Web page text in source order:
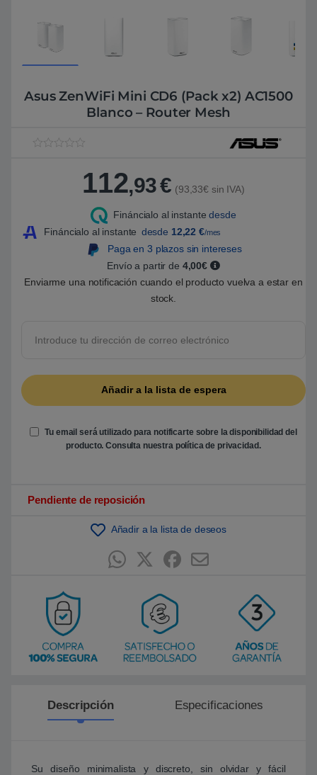
Asus ZenWiFi Mini CD6 (Pack x2) AC1500
Blanco – Router Mesh
o
5
s
o
b
a
d
n
u
n
ó
n
112,93€ (93,33€ sin IVA)
Fináncialo al instante desde
Fináncialo al instante desde 12,22 €/mes
Paga en 3 plazos sin intereses
Envío a partir de 4,00€
Enviarme una notificación cuando el producto vuelva a estar en
stock.
Tu email será utilizado para notificarte sobre la disponibilidad del
producto. Consulta nuestra política de privacidad.
Pendiente de reposición
Añadir a la lista de deseos
Descripción Especificaciones
Su diseño minimalista y discreto, sin olvidar y fácil